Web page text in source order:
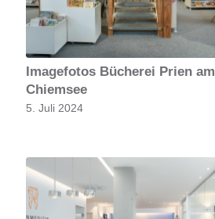
Imagefotos Bücherei Prien am
Chiemsee
5. Juli 2024